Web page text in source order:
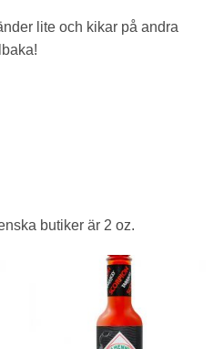
lite och kikar på andra
butiker är 2 oz.